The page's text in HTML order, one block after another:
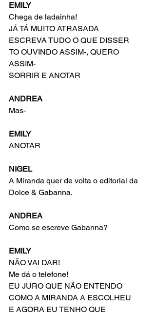
EMILY
Chega de ladainha!
JÁ TÁ MUITO ATRASADA
ESCREVA TUDO O QUE DISSER
TO OUVINDO ASSIM-, QUERO
ASSIM-
SORRIR E ANOTAR
ANDREA
Mas-
EMILY
ANOTAR
NIGEL
A Miranda quer de volta o editorial da
Dolce & Gabanna.
ANDREA
Como se escreve Gabanna?
EMILY
NÃO VAI DAR!
Me dá o telefone!
EU JURO QUE NÃO ENTENDO
COMO A MIRANDA A ESCOLHEU
E AGORA EU TENHO QUE